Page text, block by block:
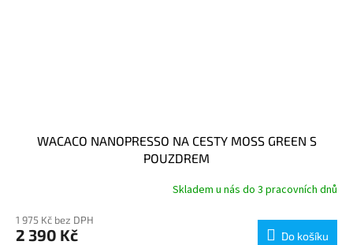
WACACO NANOPRESSO NA CESTY MOSS GREEN S
POUZDREM
Skladem u nás do 3 pracovních dnů
1 975 Kč bez DPH
2 390 Kč Do košíku